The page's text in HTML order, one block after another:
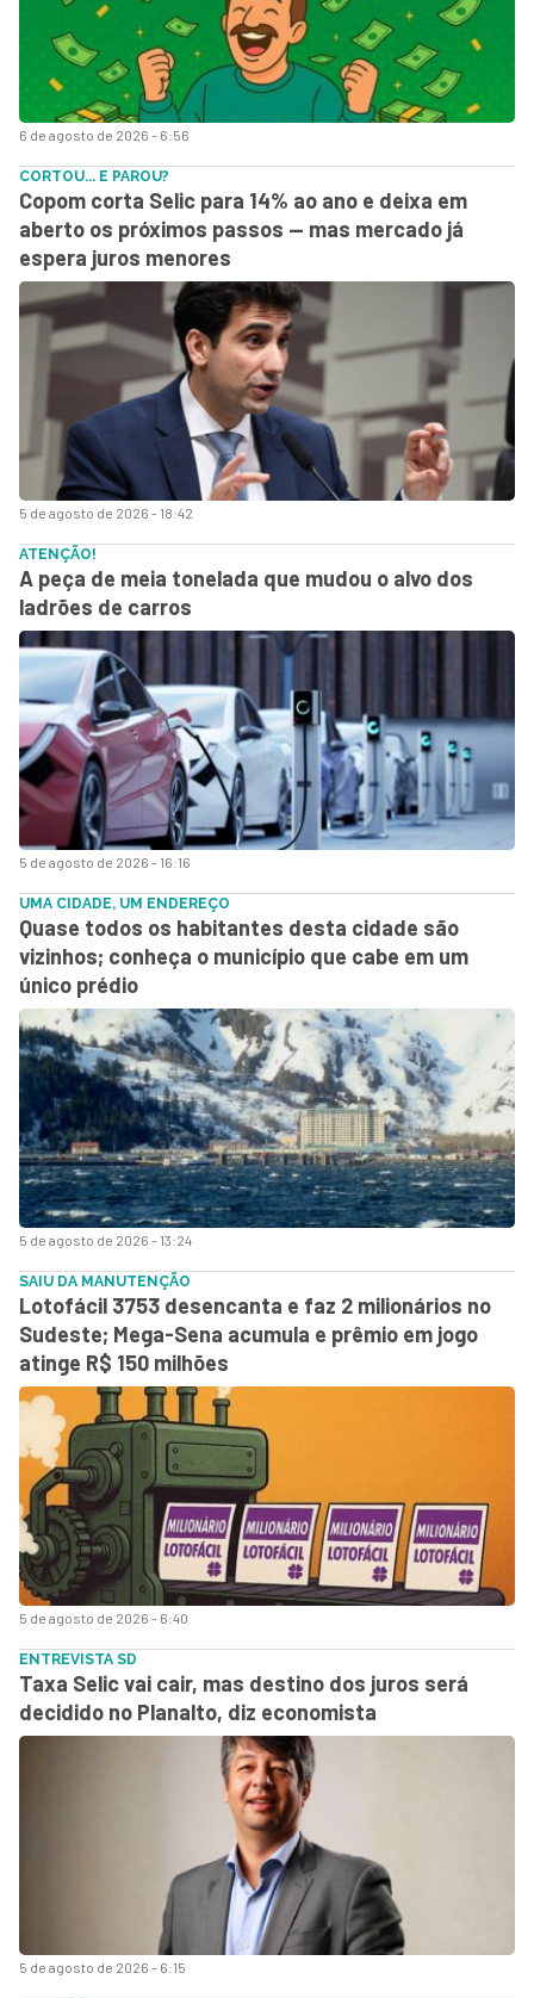
6 de agosto de 2026 - 6:56
5 de agosto de 2026 - 18:42
CORTOU... E PAROU?
Copom corta Selic para 14% ao ano e deixa em
aberto os próximos passos — mas mercado já
espera juros menores
5 de agosto de 2026 - 16:16
ATENÇÃO!
A peça de meia tonelada que mudou o alvo dos
ladrões de carros
5 de agosto de 2026 - 13:24
UMA CIDADE, UM ENDEREÇO
Quase todos os habitantes desta cidade são
vizinhos; conheça o município que cabe em um
único prédio
5 de agosto de 2026 - 6:40
SAIU DA MANUTENÇÃO
Lotofácil 3753 desencanta e faz 2 milionários no
Sudeste; Mega-Sena acumula e prêmio em jogo
atinge R$ 150 milhões
5 de agosto de 2026 - 6:15
ENTREVISTA SD
Taxa Selic vai cair, mas destino dos juros será
decidido no Planalto, diz economista